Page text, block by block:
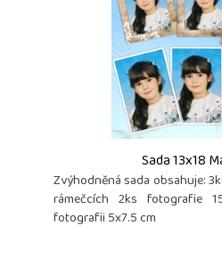
Sada 13x18
Zvýhodněná sada obsahuje:
rámečcích 2ks fotografie
fotografii 5x7.5 cm